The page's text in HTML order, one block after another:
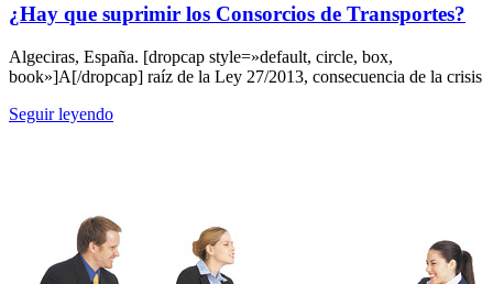
¿Hay que suprimir los Consorcios de Transportes?
Algeciras, España. [dropcap style=»default, circle, box,
book»]A[/dropcap] raíz de la Ley 27/2013, consecuencia de la crisis
Seguir leyendo